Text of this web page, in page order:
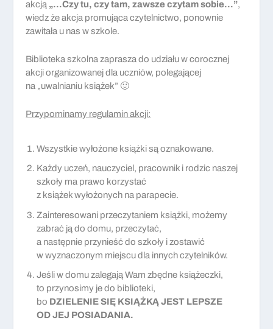
akcją „…Czy tu, czy tam, zawsze czytam sobie…”,
wiedz że akcja promująca czytelnictwo, ponownie
zawitała u nas w szkole.
Biblioteka szkolna zaprasza do udziału w corocznej
akcji organizowanej dla uczniów, polegającej
na „uwalnianiu książek” 🙂
Przypominamy regulamin akcji:
Wszystkie wyłożone książki są oznakowane.
Każdy uczeń, nauczyciel, pracownik i rodzic naszej
szkoły ma prawo korzystać
z książek wyłożonych na parapecie.
Zainteresowani przeczytaniem książki, możemy
zabrać ją do domu, przeczytać,
a następnie przynieść do szkoły i zostawić
w wyznaczonym miejscu dla innych czytelników.
Jeśli w domu zalegają Wam zbędne książeczki,
to przynosimy je do biblioteki,
bo DZIELENIE SIĘ KSIĄŻKĄ JEST LEPSZE
OD JEJ POSIADANIA.